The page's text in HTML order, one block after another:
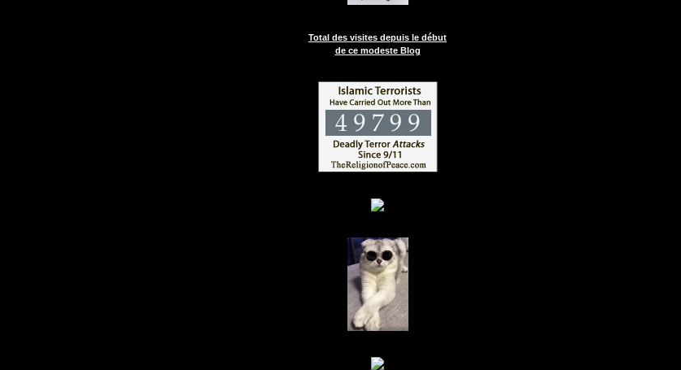
Total des visites depuis le début
de ce modeste Blog